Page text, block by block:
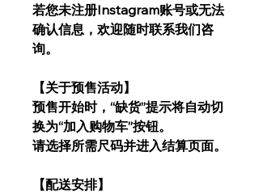
若您未注册Instagram账号或无法
确认信息，欢迎随时联系我们咨
询。
【关于预售活动】
预售开始时，“缺货”提示将自动切
换为“加入购物车”按钮。
请选择所需尺码并进入结算页面。
【配送安排】